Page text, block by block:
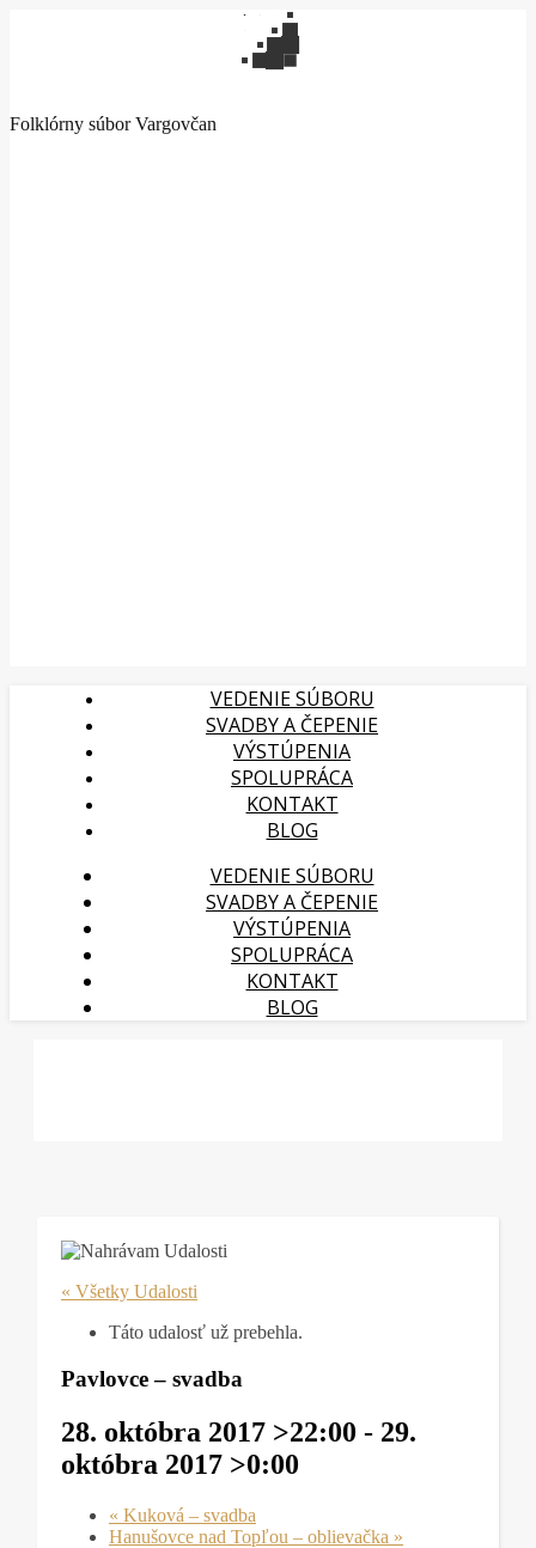
Folklórny súbor Vargovčan
VEDENIE SÚBORU
SVADBY A ČEPENIE
VÝSTÚPENIA
SPOLUPRÁCA
KONTAKT
BLOG
VEDENIE SÚBORU
SVADBY A ČEPENIE
VÝSTÚPENIA
SPOLUPRÁCA
KONTAKT
BLOG
« Všetky Udalosti
Táto udalosť už prebehla.
Pavlovce – svadba
28. októbra 2017 >22:00 - 29.
októbra 2017 >0:00
« Kuková – svadba
Hanušovce nad Topľou – oblievačka »